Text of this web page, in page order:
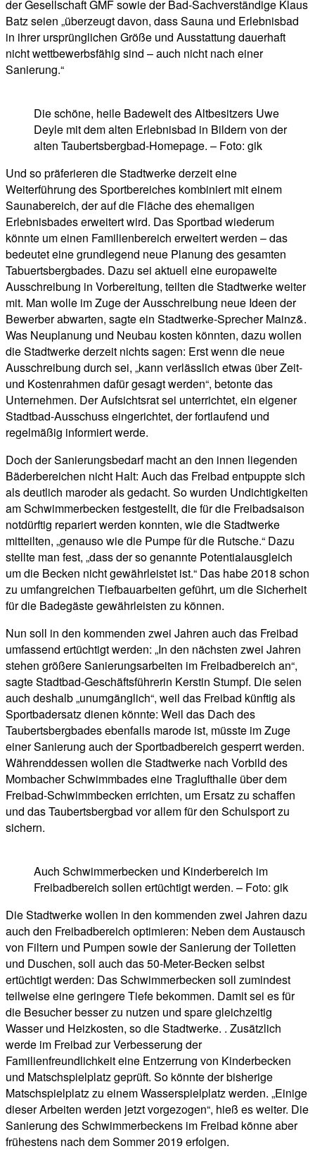
der Gesellschaft GMF sowie der Bad-Sachverständige Klaus
Batz seien „überzeugt davon, dass Sauna und Erlebnisbad
in ihrer ursprünglichen Größe und Ausstattung dauerhaft
nicht wettbewerbsfähig sind – auch nicht nach einer
Sanierung.“
Die schöne, heile Badewelt des Altbesitzers Uwe
Deyle mit dem alten Erlebnisbad in Bildern von der
alten Taubertsbergbad-Homepage. – Foto: gik
Und so präferieren die Stadtwerke derzeit eine
Weiterführung des Sportbereiches kombiniert mit einem
Saunabereich, der auf die Fläche des ehemaligen
Erlebnisbades erweitert wird. Das Sportbad wiederum
könnte um einen Familienbereich erweitert werden – das
bedeutet eine grundlegend neue Planung des gesamten
Tabuertsbergbades. Dazu sei aktuell eine europaweite
Ausschreibung in Vorbereitung, teilten die Stadtwerke weiter
mit. Man wolle im Zuge der Ausschreibung neue Ideen der
Bewerber abwarten, sagte ein Stadtwerke-Sprecher Mainz&.
Was Neuplanung und Neubau kosten könnten, dazu wollen
die Stadtwerke derzeit nichts sagen: Erst wenn die neue
Ausschreibung durch sei, „kann verlässlich etwas über Zeit-
und Kostenrahmen dafür gesagt werden“, betonte das
Unternehmen. Der Aufsichtsrat sei unterrichtet, ein eigener
Stadtbad-Ausschuss eingerichtet, der fortlaufend und
regelmäßig informiert werde.
Doch der Sanierungsbedarf macht an den innen liegenden
Bäderbereichen nicht Halt: Auch das Freibad entpuppte sich
als deutlich maroder als gedacht. So wurden Undichtigkeiten
am Schwimmerbecken festgestellt, die für die Freibadsaison
notdürftig repariert werden konnten, wie die Stadtwerke
mitteilten, „genauso wie die Pumpe für die Rutsche.“ Dazu
stellte man fest, „dass der so genannte Potentialausgleich
um die Becken nicht gewährleistet ist.“ Das habe 2018 schon
zu umfangreichen Tiefbauarbeiten geführt, um die Sicherheit
für die Badegäste gewährleisten zu können.
Nun soll in den kommenden zwei Jahren auch das Freibad
umfassend ertüchtigt werden: „In den nächsten zwei Jahren
stehen größere Sanierungsarbeiten im Freibadbereich an“,
sagte Stadtbad-Geschäftsführerin Kerstin Stumpf. Die seien
auch deshalb „unumgänglich“, weil das Freibad künftig als
Sportbadersatz dienen könnte: Weil das Dach des
Taubertsbergbades ebenfalls marode ist, müsste im Zuge
einer Sanierung auch der Sportbadbereich gesperrt werden.
Währenddessen wollen die Stadtwerke nach Vorbild des
Mombacher Schwimmbades eine Traglufthalle über dem
Freibad-Schwimmbecken errichten, um Ersatz zu schaffen
und das Taubertsbergbad vor allem für den Schulsport zu
sichern.
Auch Schwimmerbecken und Kinderbereich im
Freibadbereich sollen ertüchtigt werden. – Foto: gik
Die Stadtwerke wollen in den kommenden zwei Jahren dazu
auch den Freibadbereich optimieren: Neben dem Austausch
von Filtern und Pumpen sowie der Sanierung der Toiletten
und Duschen, soll auch das 50-Meter-Becken selbst
ertüchtigt werden: Das Schwimmerbecken soll zumindest
teilweise eine geringere Tiefe bekommen. Damit sei es für
die Besucher besser zu nutzen und spare gleichzeitig
Wasser und Heizkosten, so die Stadtwerke. . Zusätzlich
werde im Freibad zur Verbesserung der
Familienfreundlichkeit eine Entzerrung von Kinderbecken
und Matschspielplatz geprüft. So könnte der bisherige
Matschspielplatz zu einem Wasserspielplatz werden. „Einige
dieser Arbeiten werden jetzt vorgezogen“, hieß es weiter. Die
Sanierung des Schwimmerbeckens im Freibad könne aber
frühestens nach dem Sommer 2019 erfolgen.